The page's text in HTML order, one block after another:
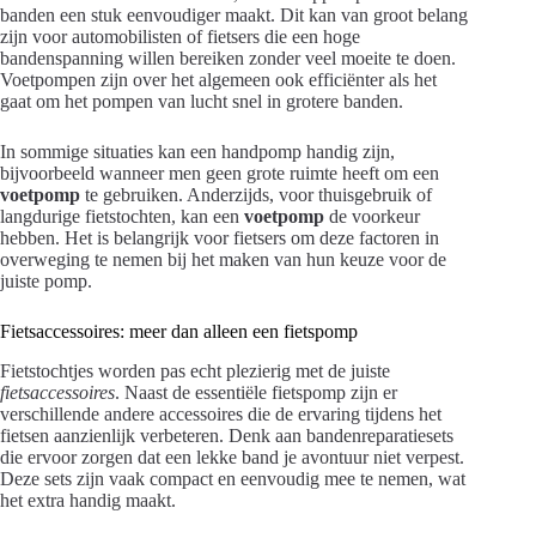
banden een stuk eenvoudiger maakt. Dit kan van groot belang
zijn voor automobilisten of fietsers die een hoge
bandenspanning willen bereiken zonder veel moeite te doen.
Voetpompen zijn over het algemeen ook efficiënter als het
gaat om het pompen van lucht snel in grotere banden.
In sommige situaties kan een handpomp handig zijn,
bijvoorbeeld wanneer men geen grote ruimte heeft om een
voetpomp te gebruiken. Anderzijds, voor thuisgebruik of
langdurige fietstochten, kan een voetpomp de voorkeur
hebben. Het is belangrijk voor fietsers om deze factoren in
overweging te nemen bij het maken van hun keuze voor de
juiste pomp.
Fietsaccessoires: meer dan alleen een fietspomp
Fietstochtjes worden pas echt plezierig met de juiste
fietsaccessoires. Naast de essentiële fietspomp zijn er
verschillende andere accessoires die de ervaring tijdens het
fietsen aanzienlijk verbeteren. Denk aan bandenreparatiesets
die ervoor zorgen dat een lekke band je avontuur niet verpest.
Deze sets zijn vaak compact en eenvoudig mee te nemen, wat
het extra handig maakt.